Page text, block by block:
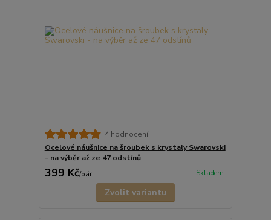
4 hodnocení
Ocelové náušnice na šroubek s krystaly Swarovski
- na výběr až ze 47 odstínů
399 Kč/pár Skladem
Zvolit variantu